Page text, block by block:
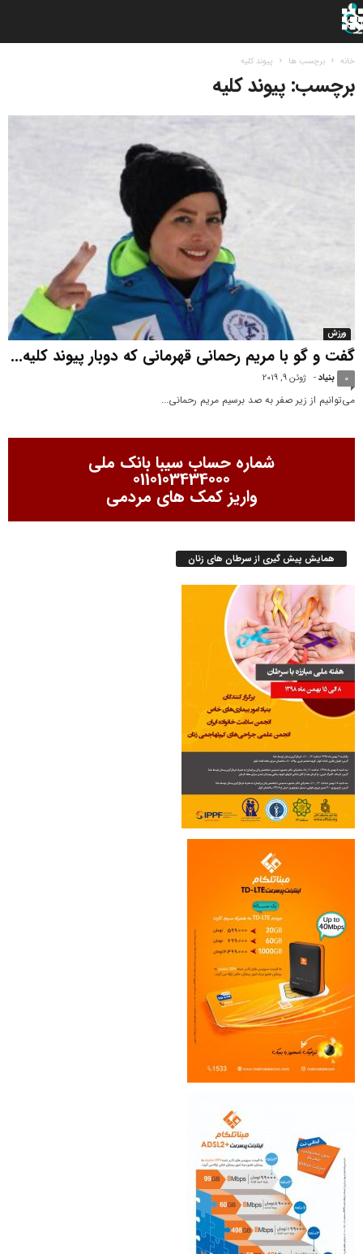
خانه برچسب ها پیوند کلیه
برچسب: پیوند کلیه
ورزش
گفت و گو با مریم رحمانی قهرمانی که دوبار پیوند کلیه...
بنیاد- ژوئن 9, 2019 0
می‌توانیم از زیر‌ صفر به صد برسیم مریم رحمانی...
شماره حساب سیبا بانک ملی
0110103434000
واریز کمک های مردمی
همایش پیش گیری از سرطان های زنان